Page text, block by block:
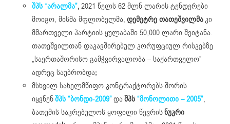
შპს “არალმა”, 2021 წელს 62 მლნ ლარის ტენდერები
მოიგო, მისმა მფლობელმა, დემეტრე თათეშვილმაკი
მმართველი პარტიის ყულაბაში 50,000 ლარი შეიტანა.
თათეშვილთან დაკავშირებულ კორუფციულ რისკებზე
„საერთაშორისო გამჭვირვალობა – საქართველო”
ადრეც საუბრობდა;
მსხვილ სახელმწიფო კონტრაქტორებს შორის
იყვნენშპს “ბონდი-2009”დაშპს “მონოლითი – 2005”,
ბათუმის საკრებულოს ყოფილი წევრისნუკრი